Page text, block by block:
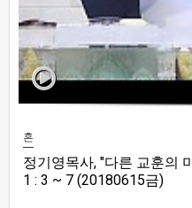
혼
정기영목사, "다른 교훈의
1 : 3 ~ 7 (20180615금)